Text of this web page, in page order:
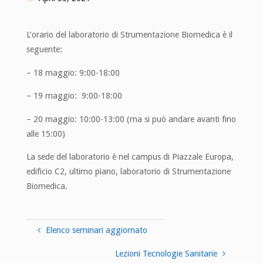
L’orario del laboratorio di Strumentazione Biomedica è il
seguente:
– 18 maggio: 9:00-18:00
– 19 maggio: 9:00-18:00
– 20 maggio: 10:00-13:00 (ma si può andare avanti fino
alle 15:00)
La sede del laboratorio è nel campus di Piazzale Europa,
edificio C2, ultimo piano, laboratorio di Strumentazione
Biomedica.
Elenco seminari aggiornato
Lezioni Tecnologie Sanitarie